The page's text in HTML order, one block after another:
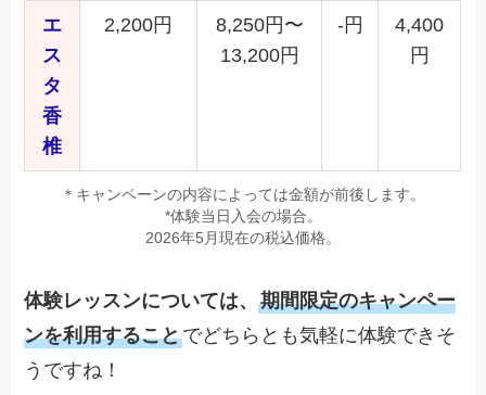
エ
ス
タ
香
椎
2,200円
8,250円〜
13,200円
-円
4,400
円
＊キャンペーンの内容によっては金額が前後します。
*体験当日入会の場合。
2026年5月現在の税込価格。
体験レッスンについては、期間限定のキャンペー
ンを利用することでどちらとも気軽に体験できそ
うですね！